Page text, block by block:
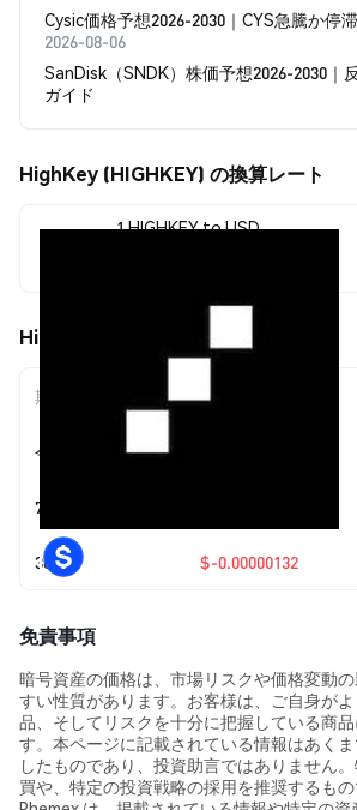
Cysic価格予想2026-2030｜CYS急騰か停
2026-08-06
SanDisk（SNDK）株価予想2026-2030｜
ガイド
HighKey (HIGHKEY) の換算レート
1 HIGHKEY to USD
HighKey (HIGHKEY) の価格変動
期間 金額変動
今日
7日
30日 $-0.00000132
免責事項
暗号資産の価格は、市場リスクや価格変動
すい性質があります。お客様は、ご自身が
品、そしてリスクを十分に把握している商
す。本ページに記載されている情報はあく
したものであり、投資助言ではありません
買や、特定の投資戦略の採用を推奨するもの